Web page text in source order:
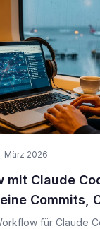
März 2026
mit Claude
Commits,
für Claude